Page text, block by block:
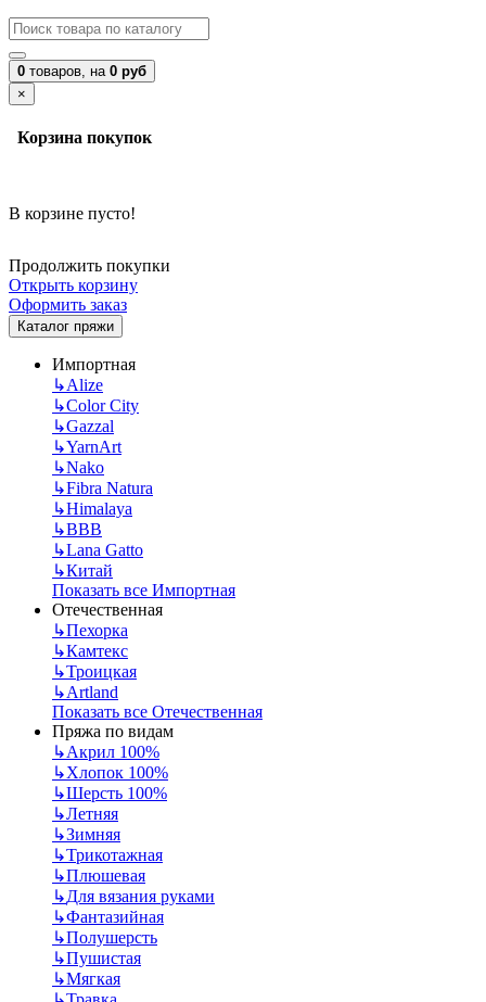
0 товаров, на 0 руб
×
Корзина покупок
В корзине пусто!
Продолжить покупки
Открыть корзину
Оформить заказ
Каталог пряжи
Импортная
↳Alize
↳Color City
↳Gazzal
↳YarnArt
↳Nako
↳Fibra Natura
↳Himalaya
↳BBB
↳Lana Gatto
↳Китай
Показать все Импортная
Отечественная
↳Пехорка
↳Камтекс
↳Троицкая
↳Artland
Показать все Отечественная
Пряжа по видам
↳Акрил 100%
↳Хлопок 100%
↳Шерсть 100%
↳Летняя
↳Зимняя
↳Трикотажная
↳Плюшевая
↳Для вязания руками
↳Фантазийная
↳Полушерсть
↳Пушистая
↳Мягкая